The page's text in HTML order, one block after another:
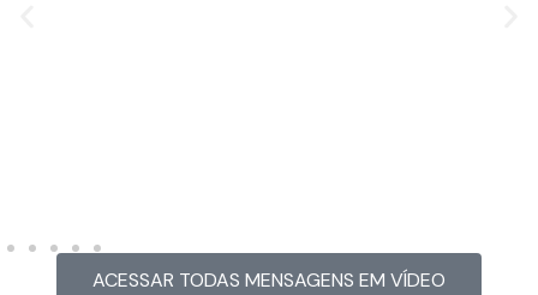
ACESSAR TODAS MENSAGENS EM VÍDEO